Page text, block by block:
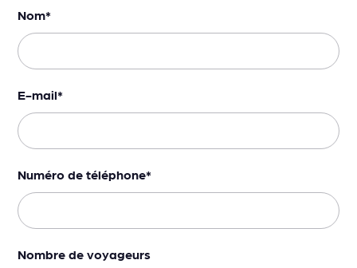
Nom*
E-mail*
Numéro de téléphone*
Nombre de voyageurs